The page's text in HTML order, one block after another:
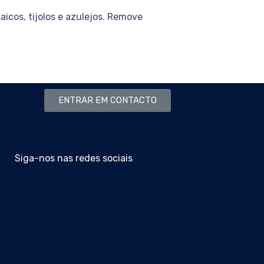
tijolos e azulejos. Remove
ENTRAR EM CONTACTO
Siga-nos nas redes sociais